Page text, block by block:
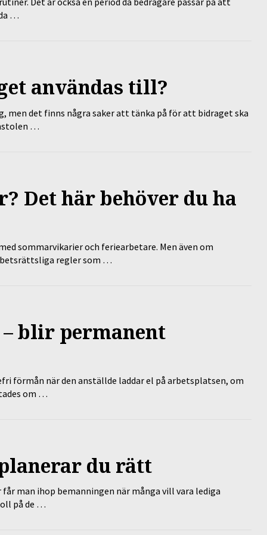
…
användas till?
men det finns några saker att tänka på för att bidraget ska
…
Det här behöver du ha
sommarvikarier och feriearbetare. Men även om
regler som …
blir permanent
förmån när den anställde laddar el på arbetsplatsen, om
om …
du rätt
man ihop bemanningen när många vill vara lediga
på de …